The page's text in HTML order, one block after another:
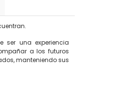
ser una experiencia
a los futuros
manteniendo sus